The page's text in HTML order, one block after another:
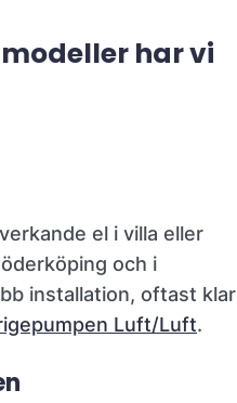
har vi
el i villa eller
och i
installation, oftast klar
Luft/Luft.